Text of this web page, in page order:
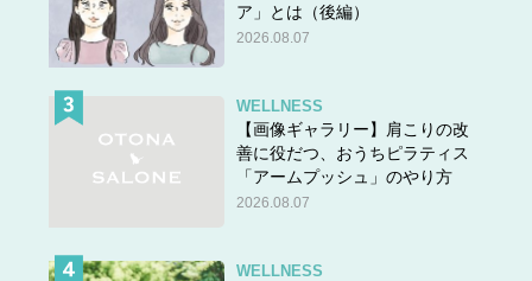
ア」とは（後編）
2026.08.07
WELLNESS
【画像ギャラリー】肩こりの改
善に役だつ、おうちピラティス
「アームプッシュ」のやり方
2026.08.07
WELLNESS